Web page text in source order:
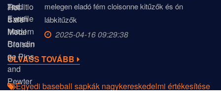
melegen eladó fém cloisonne kitűzők és ón
lábkitűzők
2025-04-16 09:29:38
OLVASS TOVÁBB
Egyedi baseball sapkák nagykereskedelmi értékesítése